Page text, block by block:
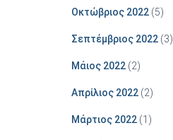
Οκτώβριος 2022(5)
Σεπτέμβριος 2022(3)
Μάιος 2022(2)
Απρίλιος 2022(2)
Μάρτιος 2022(1)